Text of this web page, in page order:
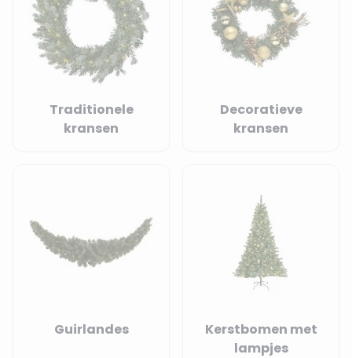
Traditionele
kransen
Decoratieve
kransen
Guirlandes
Kerstbomen met
lampjes